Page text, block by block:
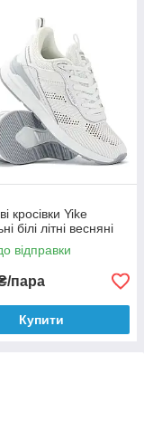
кросівки Yike
білі літні весняні
відправки
пара
Купити